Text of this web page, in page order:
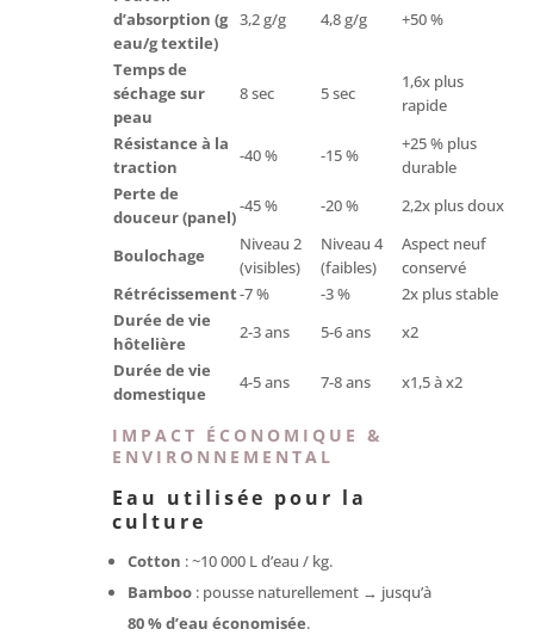
d’absorption (g
eau/g textile)
3,2 g/g 4,8 g/g +50 %
Temps de
séchage sur
peau
8 sec 5 sec
1,6x plus
rapide
Résistance à la
traction
-40 % -15 %
+25 % plus
durable
Perte de
douceur (panel)
-45 % -20 % 2,2x plus doux
Boulochage
Niveau 2
(visibles)
Niveau 4
(faibles)
Aspect neuf
conservé
Rétrécissement-7 % -3 %
2x plus stable
Durée de vie
hôtelière
2-3 ans 5-6 ans
x2
Durée de vie
domestique
4-5 ans 7-8 ans x1,5 à x2
IMPACT ÉCONOMIQUE &
ENVIRONNEMENTAL
Eau utilisée pour la
culture
Cotton : ~10 000 L d’eau / kg.
Bamboo : pousse naturellement → jusqu’à
80 % d’eau économisée.